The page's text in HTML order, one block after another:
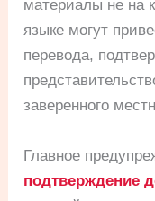
материалы не на
языке могут
перевода,
заверенного
Главное
подтверждение